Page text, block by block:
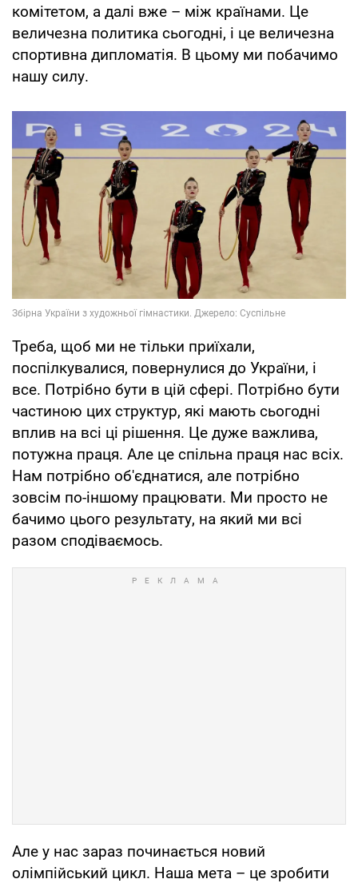
комітетом, а далі вже – між країнами. Це
величезна политика сьогодні, і це величезна
спортивна дипломатія. В цьому ми побачимо
нашу силу.
Треба, щоб ми не тільки приїхали,
поспілкувалися, повернулися до України, і
все. Потрібно бути в цій сфері. Потрібно бути
частиною цих структур, які мають сьогодні
вплив на всі ці рішення. Це дуже важлива,
потужна праця. Але це спільна праця нас всіх.
Нам потрібно об'єднатися, але потрібно
зовсім по-іншому працювати. Ми просто не
бачимо цього результату, на який ми всі
разом сподіваємось.
Але у нас зараз починається новий
олімпійський цикл. Наша мета – це зробити